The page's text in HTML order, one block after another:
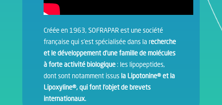
Créée en 1963, SOFRAPAR est une société
française qui s’est spécialisée dans la recherche
et le développement d’une famille de molécules
à forte activité biologique: les lipopeptides,
dont sont notamment issus la Lipotonine® et la
Lipoxyline®, qui font l’objet de brevets
internationaux.